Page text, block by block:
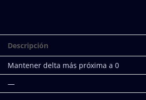
Descripción
Mantener delta más próxima a 0
—